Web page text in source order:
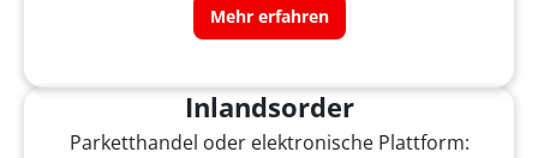
Mehr erfahren
Inlandsorder
Parketthandel oder elektronische Plattform: